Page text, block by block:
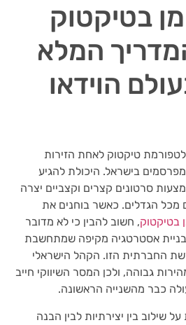
בטיקטוק
המלא
הוידאו
טיקטוק לאחת הזירות
בישראל. היכולת להגיע
סרטונים קצרים וקצביים יצרה
מכל הגדלים. כאשר בוחנים את
בטיקטוק, חשוב להבין כי לא מדובר
אסטרטגיה מקיפה שמתחשבת
החברתית הזו. הקהל הישראלי
גבוהה, ולכן המסר השיווקי חייב
כבר מהשנייה הראשונה.
שילוב בין יצירתיות לבין הבנה